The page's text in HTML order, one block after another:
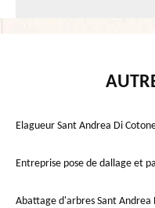
Elagueur Sant Andrea Di
Entreprise pose de dallage et
Abattage d'arbres Sant Andrea